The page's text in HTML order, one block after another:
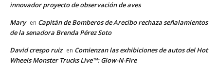
innovador proyecto de observación de aves
Mary en Capitán de Bomberos de Arecibo rechaza señalamientos
de la senadora Brenda Pérez Soto
David crespo ruiz en Comienzan las exhibiciones de autos del Hot
Wheels Monster Trucks Live™: Glow-N-Fire